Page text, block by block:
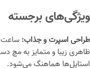
ویژگی‌های برجسته
طراحی اسپرت و جذاب:
ظاهری زیبا و متمایز به مچ
استایل‌ها هماهنگ می‌شود.